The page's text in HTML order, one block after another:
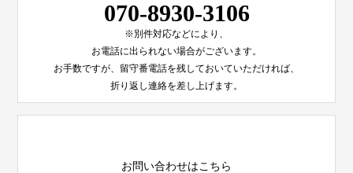
070-8930-3106
※別件対応などにより、
お電話に出られない場合がございます。
お手数ですが、留守番電話を残しておいていただければ、
折り返し連絡を差し上げます。
お問い合わせはこちら